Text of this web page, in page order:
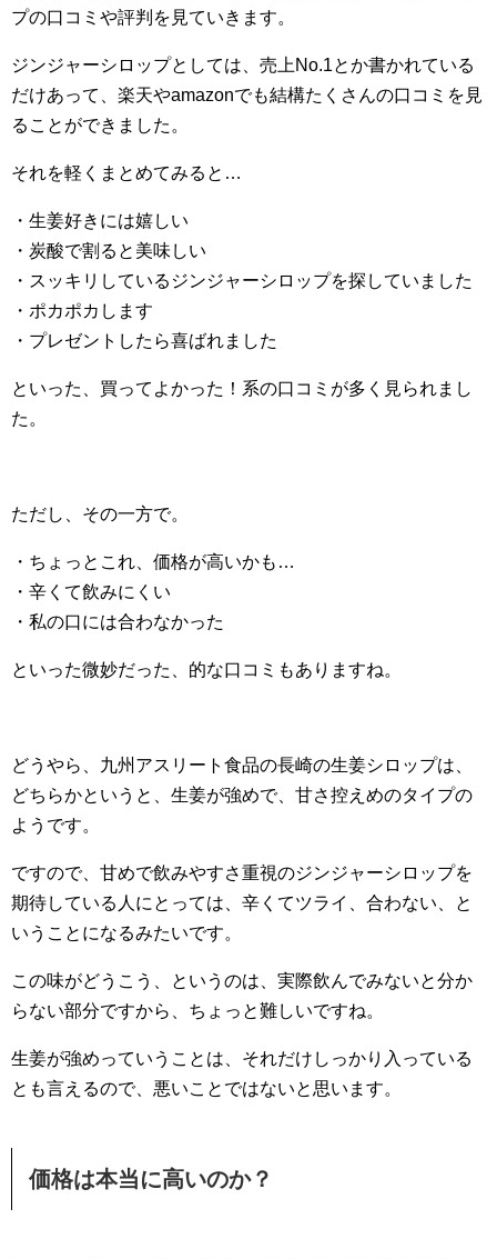
プの口コミや評判を見ていきます。
ジンジャーシロップとしては、売上No.1とか書かれている
だけあって、楽天やamazonでも結構たくさんの口コミを見
ることができました。
それを軽くまとめてみると…
・生姜好きには嬉しい
・炭酸で割ると美味しい
・スッキリしているジンジャーシロップを探していました
・ポカポカします
・プレゼントしたら喜ばれました
といった、買ってよかった！系の口コミが多く見られまし
た。
ただし、その一方で。
・ちょっとこれ、価格が高いかも…
・辛くて飲みにくい
・私の口には合わなかった
といった微妙だった、的な口コミもありますね。
どうやら、九州アスリート食品の長崎の生姜シロップは、
どちらかというと、生姜が強めで、甘さ控えめのタイプの
ようです。
ですので、甘めで飲みやすさ重視のジンジャーシロップを
期待している人にとっては、辛くてツライ、合わない、と
いうことになるみたいです。
この味がどうこう、というのは、実際飲んでみないと分か
らない部分ですから、ちょっと難しいですね。
生姜が強めっていうことは、それだけしっかり入っている
とも言えるので、悪いことではないと思います。
価格は本当に高いのか？